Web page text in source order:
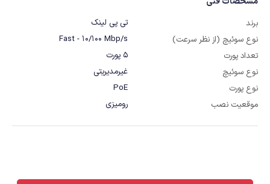
برند
تی پی لینک
نوع سوئیچ (از نظر سرعت)
Fast - 10/100 Mbp/s
تعداد پورت
5 پورت
نوع سوئیچ
غیرمدیریتی
نوع پورت
PoE
موقعیت نصب
رومیزی